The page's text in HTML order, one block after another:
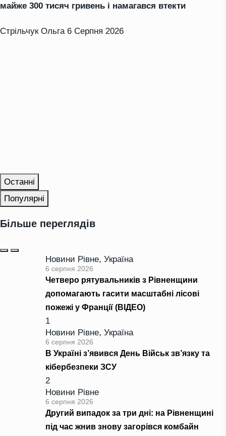
майже 300 тисяч гривень і намагався втекти
Стрільчук Ольга 6 Серпня 2026
Останні
Популярні
Більше переглядів
Новини Рівне, Україна
6 серпня 2026
Четверо рятувальників з Рівненщини
допомагають гасити масштабні лісові
пожежі у Франції (ВІДЕО)
1
Новини Рівне, Україна
6 серпня 2026
В Україні з’явився День Військ зв’язку та
кібербезпеки ЗСУ
2
Новини Рівне
6 серпня 2026
Другий випадок за три дні: на Рівненщині
під час жнив знову загорівся комбайн